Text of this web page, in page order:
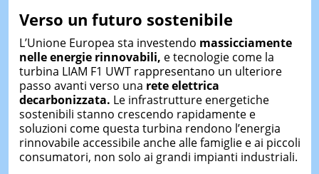
Verso un futuro sostenibile
L’Unione Europea sta investendo massicciamente
nelle energie rinnovabili, e tecnologie come la
turbina LIAM F1 UWT rappresentano un ulteriore
passo avanti verso una rete elettrica
decarbonizzata. Le infrastrutture energetiche
sostenibili stanno crescendo rapidamente e
soluzioni come questa turbina rendono l’energia
rinnovabile accessibile anche alle famiglie e ai piccoli
consumatori, non solo ai grandi impianti industriali.